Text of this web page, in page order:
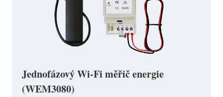
Jednofázový Wi-Fi měřič energie
(WEM3080)